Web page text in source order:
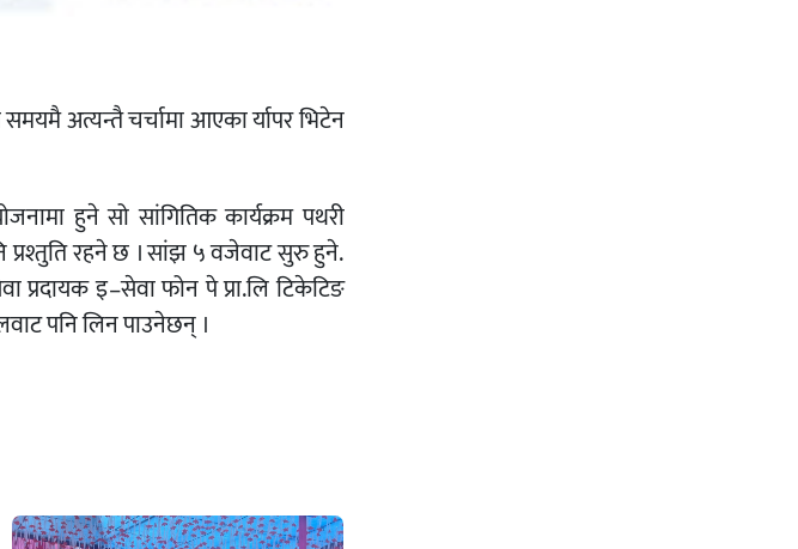
अत्यन्तै चर्चामा आएका र्यापर भिटेन
हुने सो सांगितिक कार्यक्रम पथरी
प्रश्तुति रहने छ । सांझ ५ वजेवाट सुरु हुने.
प्रदायक इ–सेवा फोन पे प्रा.लि टिकेटिङ
पनि लिन पाउनेछन् ।